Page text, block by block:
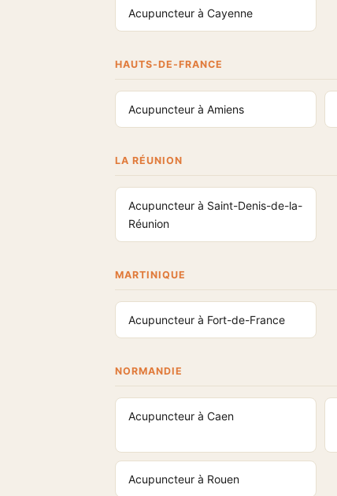
Acupuncteur à Cayenne
HAUTS-DE-FRANCE
Acupuncteur à Amiens
LA RÉUNION
Acupuncteur à Saint-Denis-de-la-
Réunion
MARTINIQUE
Acupuncteur à Fort-de-France
NORMANDIE
Acupuncteur à Caen
Acupuncteur à Rouen